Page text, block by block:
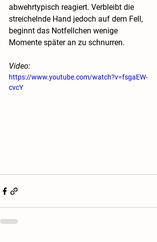
abwehrtypisch reagiert. Verbleibt die
streichelnde Hand jedoch auf dem Fell,
beginnt das Notfellchen wenige
Momente später an zu schnurren.
Video:
https://www.youtube.com/watch?v=fsgaEW-
cvcY